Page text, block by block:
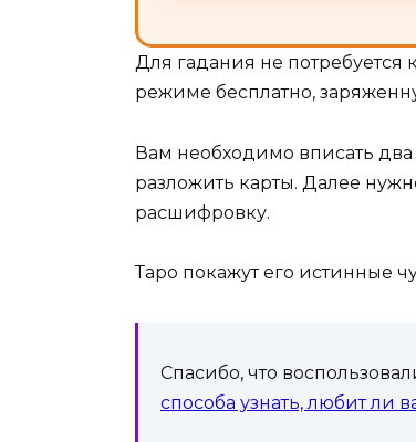
Для гадания не потребуется
режиме бесплатно,
Вам необходимо вписать
разложить карты. Далее
расшифровку.
Таро покажут его истинные
Спасибо, что
способа узнать, любит ли